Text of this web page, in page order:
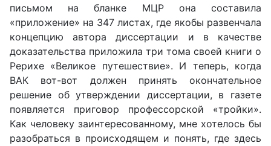
письмом на бланке МЦР она составила
«приложение» на 347 листах, где якобы развенчала
концепцию автора диссертации и в качестве
доказательства приложила три тома своей книги о
Рерихе «Великое путешествие». И теперь, когда
ВАК вот-вот должен принять окончательное
решение об утверждении диссертации, в газете
появляется приговор профессорской «тройки».
Как человеку заинтересованному, мне хотелось бы
разобраться в происходящем и понять, где здесь